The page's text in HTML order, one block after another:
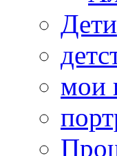
Дети
мои